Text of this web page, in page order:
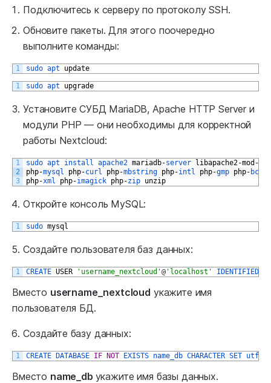
Подключитесь к серверу по протоколу SSH.
Обновите пакеты. Для этого поочередно
выполните команды:
1 sudo apt update
1 sudo apt upgrade
Установите СУБД MariaDB, Apache HTTP Server и
модули PHP — они необходимы для корректной
работы Nextcloud:
1
2
3
sudo apt install apache2 mariadb-server libapache2-mod -
php-mysql php-curl php-mbstring php-intl php-gmp php-
php-xml php-imagick php-zip unzip
Откройте консоль MySQL:
1 sudo mysql
Создайте пользователя баз данных:
1 CREATE USER 'username_nextcloud'@ 'localhost' IDENTIFIED
Вместо username_nextcloud укажите имя
пользователя БД.
Создайте базу данных:
1 CREATE DATABASE IF NOT EXISTS name_db CHARACTER SET
Вместо name_db укажите имя базы данных.